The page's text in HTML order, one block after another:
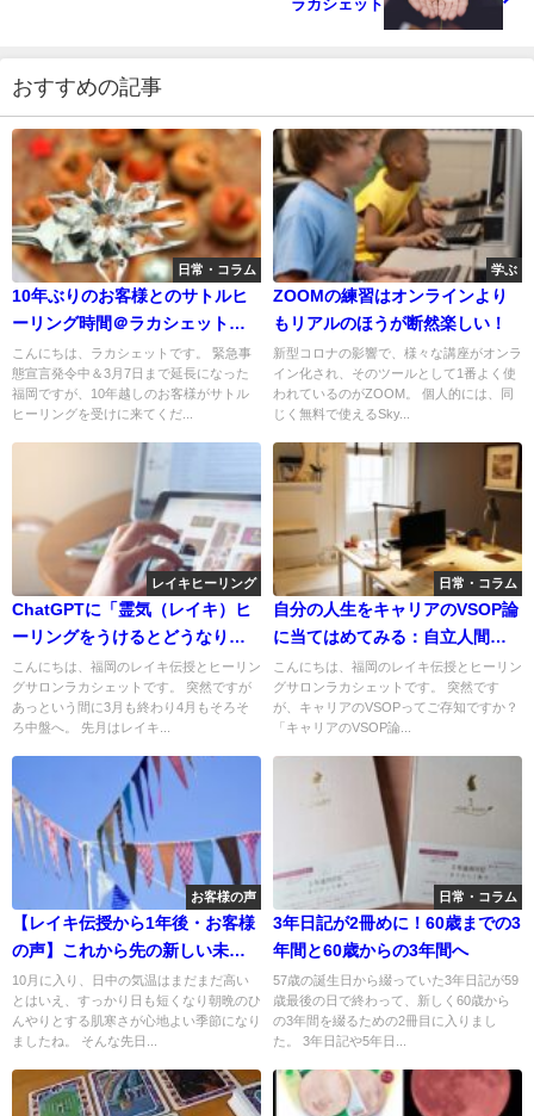
ラカシェット
おすすめの記事
日常・コラム
10年ぶりのお客様とのサトルヒ
ーリング時間＠ラカシェット福
岡
こんにちは、ラカシェットです。 緊急事
態宣言発令中＆3月7日まで延長になった
福岡ですが、10年越しのお客様がサトル
ヒーリングを受けに来てくだ...
学ぶ
ZOOMの練習はオンラインより
もリアルのほうが断然楽しい！
新型コロナの影響で、様々な講座がオンラ
イン化され、そのツールとして1番よく使
われているのがZOOM。 個人的には、同
じく無料で使えるSky...
レイキヒーリング
ChatGPTに「霊気（レイキ）ヒ
ーリングをうけるとどうなりま
すか？」と聞いてみた
こんにちは、福岡のレイキ伝授とヒーリン
グサロンラカシェットです。 突然ですが
あっという間に3月も終わり4月もそろそ
ろ中盤へ。 先月はレイキ...
日常・コラム
自分の人生をキャリアのVSOP論
に当てはめてみる：自立人間の
すすめより
こんにちは、福岡のレイキ伝授とヒーリン
グサロンラカシェットです。 突然です
が、キャリアのVSOPってご存知ですか？
「キャリアのVSOP論...
お客様の声
【レイキ伝授から1年後・お客様
の声】これから先の新しい未来
を作っていく
10月に入り、日中の気温はまだまだ高い
とはいえ、すっかり日も短くなり朝晩のひ
んやりとする肌寒さが心地よい季節になり
ましたね。 そんな先日...
日常・コラム
3年日記が2冊めに！60歳までの3
年間と60歳からの3年間へ
57歳の誕生日から綴っていた3年日記が59
歳最後の日で終わって、新しく60歳から
の3年間を綴るための2冊目に入りまし
た。 3年日記や5年日...